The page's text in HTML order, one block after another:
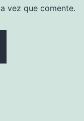
vez que comente.